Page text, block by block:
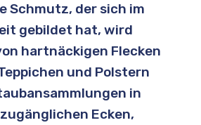
Schmutz, der sich im
gebildet hat, wird
hartnäckigen Flecken
und Polstern
in
Ecken,